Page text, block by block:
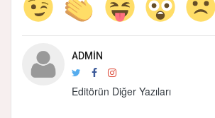
ADMIN
Editörün Diğer Yazıları